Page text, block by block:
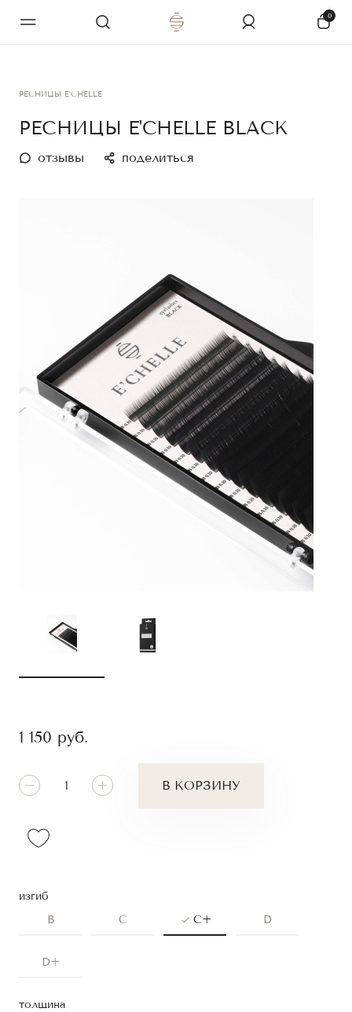
0
РЕСНИЦЫ E'CHELLE
РЕСНИЦЫ E'CHELLE BLACK
отзывы поделиться
изгиб
B
C C+ D
D+
толщина
1 150 руб.
В КОРЗИНУ